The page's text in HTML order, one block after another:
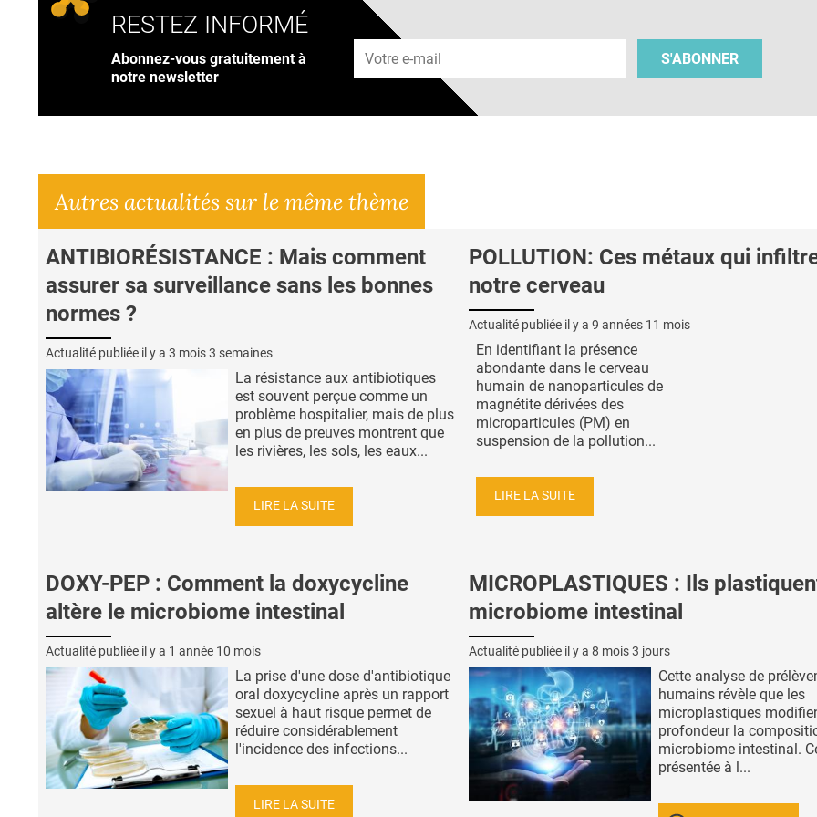
RESTEZ INFORMÉ
Abonnez-vous gratuitement à
notre newsletter
Adresse e-mail
S'ABONNER
Autres actualités sur le même thème
ANTIBIORÉSISTANCE : Mais comment
assurer sa surveillance sans les bonnes
normes ?
Actualité publiée il y a 3 mois 3 semaines
La résistance aux antibiotiques
est souvent perçue comme un
problème hospitalier, mais de plus
en plus de preuves montrent que
les rivières, les sols, les eaux...
LIRE LA SUITE
POLLUTION: Ces métaux qui
notre cerveau
Actualité publiée il y a 9 années 11 mois
En identifiant la présence
abondante dans le cerveau
humain de nanoparticules de
magnétite dérivées des
microparticules (PM) en
suspension de la pollution...
LIRE LA SUITE
DOXY-PEP : Comment la doxycycline
altère le microbiome intestinal
Actualité publiée il y a 1 année 10 mois
La prise d'une dose d'antibiotique
oral doxycycline après un rapport
sexuel à haut risque permet de
réduire considérablement
l'incidence des infections...
LIRE LA SUITE
MICROPLASTIQUES : Ils
microbiome intestinal
Actualité publiée il y a 8 mois 3 jours
Cette analyse de
humains révèle que les
microplastiques
profondeur la
microbiome intestinal.
présentée à l...